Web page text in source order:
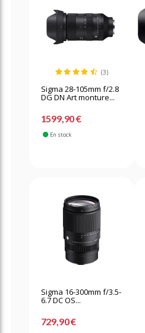
(3)
Sigma 28-105mm f/2.8
DG DN Art monture...
1599,90 €
En stock
Sigma 16-300mm f/3.5-
6.7 DC OS...
729,90 €